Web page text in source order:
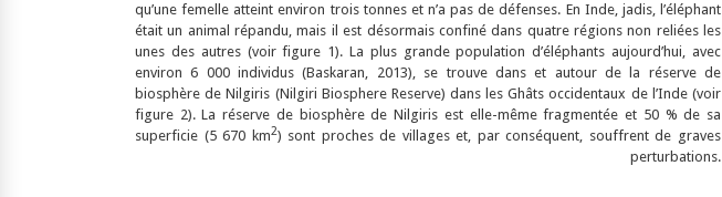
qu’une femelle atteint environ trois tonnes et n’a pas de défenses. En Inde, jadis, l’éléphant
était un animal répandu, mais il est désormais confiné dans quatre régions non reliées les
unes des autres (voir figure 1). La plus grande population d’éléphants aujourd’hui, avec
environ 6 000 individus (Baskaran, 2013), se trouve dans et autour de la réserve de
biosphère de Nilgiris (Nilgiri Biosphere Reserve) dans les Ghâts occidentaux de l’Inde (voir
figure 2). La réserve de biosphère de Nilgiris est elle-même fragmentée et 50 % de sa
superficie (5 670 km2) sont proches de villages et, par conséquent, souffrent de graves
perturbations.